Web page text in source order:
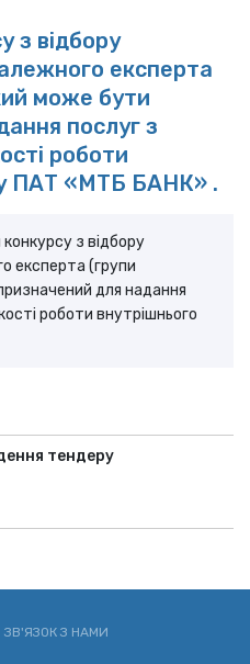
з відбору
експерта
може бути
послуг з
роботи
ПАТ «МТБ БАНК» .
з відбору
експерта (групи
для надання
роботи внутрішнього
тендеру
ЗВ'ЯЗОК З НАМИ